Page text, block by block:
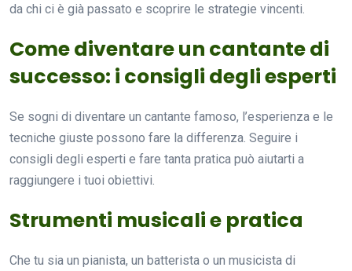
da chi ci è già passato e scoprire le strategie vincenti.
Come diventare un cantante di
successo: i consigli degli esperti
Se sogni di diventare un cantante famoso, l’esperienza e le
tecniche giuste possono fare la differenza. Seguire i
consigli degli esperti e fare tanta pratica può aiutarti a
raggiungere i tuoi obiettivi.
Strumenti musicali e pratica
Che tu sia un pianista, un batterista o un musicista di